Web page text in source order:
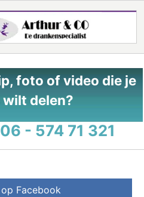
foto of video die je
delen?
06 - 574 71 321
Facebook